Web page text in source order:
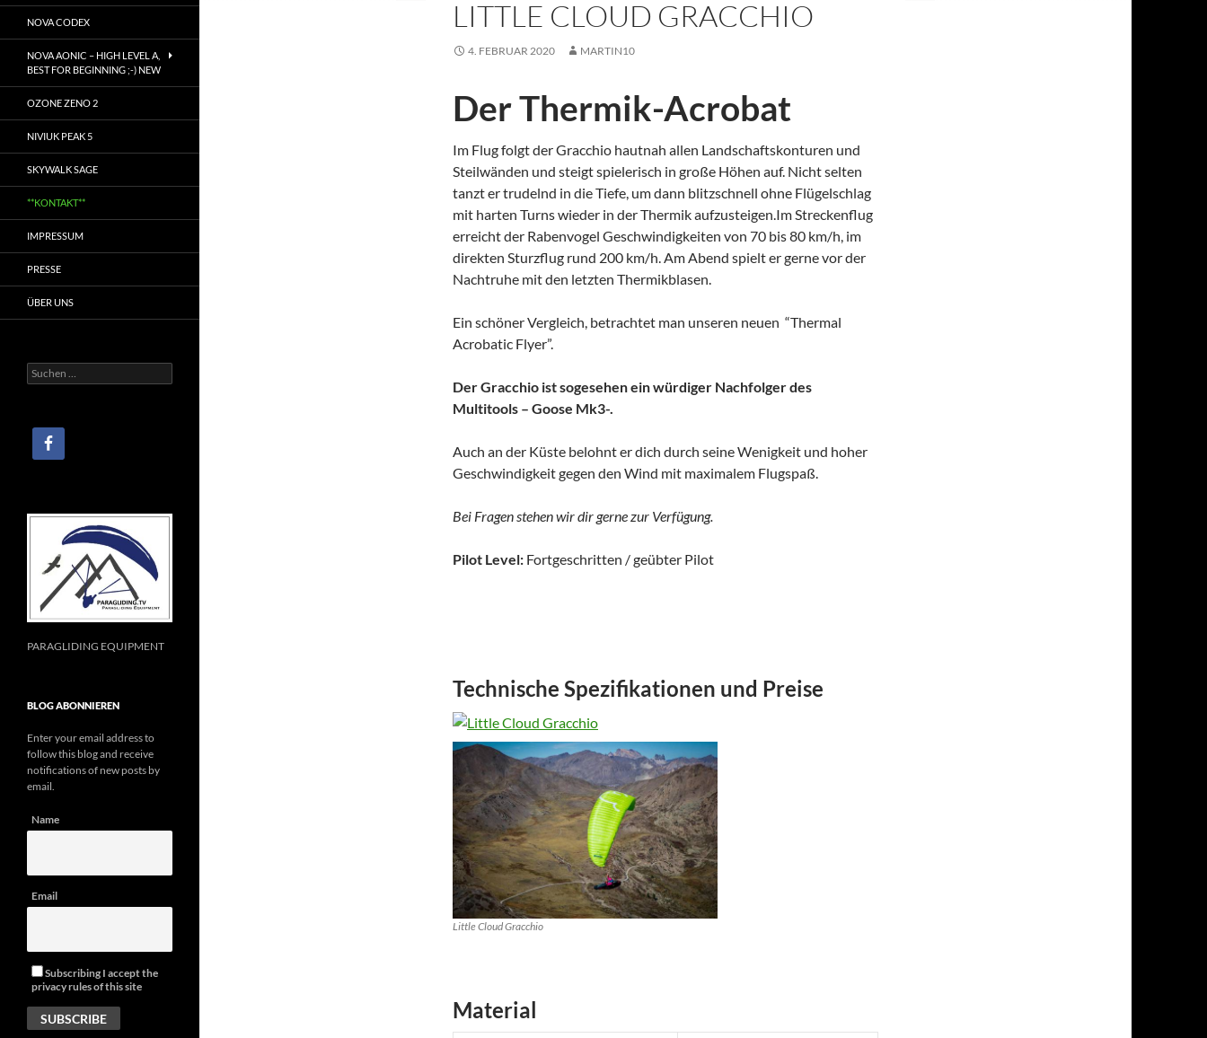
LITTLE CLOUD GRACCHIO
4. FEBRUAR 2020 MARTIN10
Der Thermik-Acrobat
Im Flug folgt der Gracchio hautnah allen Landschaftskonturen und
Steilwänden und steigt spielerisch in große Höhen auf. Nicht selten
tanzt er trudelnd in die Tiefe, um dann blitzschnell ohne Flügelschlag
mit harten Turns wieder in der Thermik aufzusteigen.Im Streckenflug
erreicht der Rabenvogel Geschwindigkeiten von 70 bis 80 km/h, im
direkten Sturzflug rund 200 km/h. Am Abend spielt er gerne vor der
Nachtruhe mit den letzten Thermikblasen.
Ein schöner Vergleich, betrachtet man unseren neuen “Thermal
Acrobatic Flyer”.
Der Gracchio ist sogesehen ein würdiger Nachfolger des
Multitools – Goose Mk3-.
Auch an der Küste belohnt er dich durch seine Wenigkeit und hoher
Geschwindigkeit gegen den Wind mit maximalem Flugspaß.
Bei Fragen stehen wir dir gerne zur Verfügung.
Pilot Level: Fortgeschritten / geübter Pilot
Technische Spezifikationen und Preise
Little Cloud Gracchio
Material
NOVA CODEX
NOVA AONIC – HIGH LEVEL A,
BEST FOR BEGINNING ;-) NEW
OZONE ZENO 2
NIVIUK PEAK 5
SKYWALK SAGE
**KONTAKT**
IMPRESSUM
PRESSE
ÜBER UNS
Suchen
nach:
PARAGLIDING EQUIPMENT
BLOG ABONNIEREN
Enter your email address to
follow this blog and receive
notifications of new posts by
email.
Name
Email
Subscribing I accept the
privacy rules of this site